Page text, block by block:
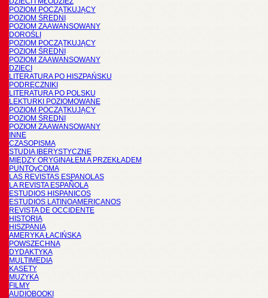
POZIOM POCZĄTKUJĄCY
POZIOM ŚREDNI
POZIOM ZAAWANSOWANY
DOROŚLI
POZIOM POCZĄTKUJĄCY
POZIOM ŚREDNI
POZIOM ZAAWANSOWANY
DZIECI
LITERATURA PO HISZPAŃSKU
PODRĘCZNIKI
LITERATURA PO POLSKU
LEKTURKI POZIOMOWANE
POZIOM POCZĄTKUJĄCY
POZIOM ŚREDNI
POZIOM ZAAWANSOWANY
INNE
CZASOPISMA
STUDIA IBERYSTYCZNE
MIĘDZY ORYGINAŁEM A PRZEKŁADEM
PUNTOyCOMA
LAS REVISTAS ESPANOLAS
LA REVISTA ESPAÑOLA
ESTUDIOS HISPANICOS
ESTUDIOS LATINOAMERICANOS
REVISTA DE OCCIDENTE
HISTORIA
HISZPANIA
AMERYKA ŁACIŃSKA
POWSZECHNA
DYDAKTYKA
MULTIMEDIA
KASETY
MUZYKA
FILMY
AUDIOBOOKI